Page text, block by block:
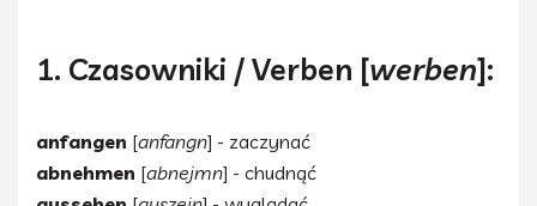
1. Czasowniki / Verben [werben]:
anfangen [anfangn] - zaczynać
abnehmen [abnejmn] - chudnąć